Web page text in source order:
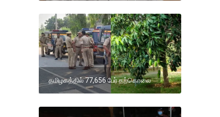
தமிழகத்தில் 77,656 பேர் தற்கொலை